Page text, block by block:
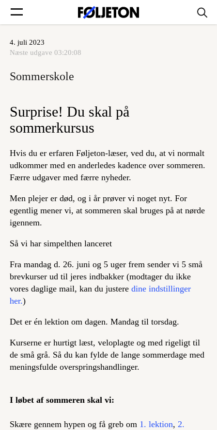
Forsider
Føljetoner
Min side
Log ind
4. juli 2023
Næste udgave 03:20:08
Sommerskole
Surprise! Du skal på
sommerkursus
Hvis du er erfaren Føljeton-læser, ved du, at vi normalt
udkommer med en anderledes kadence over sommeren.
Færre udgaver med færre nyheder.
Men plejer er død, og i år prøver vi noget nyt. For
egentlig mener vi, at sommeren skal bruges på at nørde
igennem.
Så vi har simpelthen lanceret
Fra mandag d. 26. juni og 5 uger frem sender vi 5 små
brevkurser ud til jeres indbakker (modtager du ikke
vores daglige mail, kan du justere dine indstillinger
her.)
Det er én lektion om dagen. Mandag til torsdag.
Kurserne er hurtigt læst, veloplagte og med rigeligt til
de små grå. Så du kan fylde de lange sommerdage med
meningsfulde overspringshandlinger.
I løbet af sommeren skal vi:
Skære gennem hypen og få greb om 1. lektion, 2.